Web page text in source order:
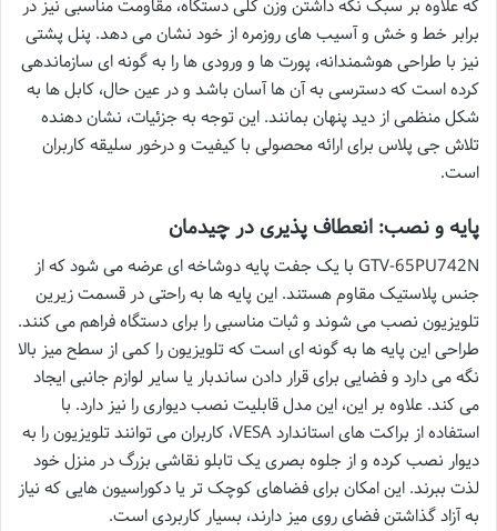
که علاوه بر سبک نگه داشتن وزن کلی دستگاه، مقاومت مناسبی نیز در
برابر خط و خش و آسیب های روزمره از خود نشان می دهد. پنل پشتی
نیز با طراحی هوشمندانه، پورت ها و ورودی ها را به گونه ای سازماندهی
کرده است که دسترسی به آن ها آسان باشد و در عین حال، کابل ها به
شکل منظمی از دید پنهان بمانند. این توجه به جزئیات، نشان دهنده
تلاش جی پلاس برای ارائه محصولی با کیفیت و درخور سلیقه کاربران
است.
پایه و نصب: انعطاف پذیری در چیدمان
GTV-65PU742N با یک جفت پایه دوشاخه ای عرضه می شود که از
جنس پلاستیک مقاوم هستند. این پایه ها به راحتی در قسمت زیرین
تلویزیون نصب می شوند و ثبات مناسبی را برای دستگاه فراهم می کنند.
طراحی این پایه ها به گونه ای است که تلویزیون را کمی از سطح میز بالا
نگه می دارد و فضایی برای قرار دادن ساندبار یا سایر لوازم جانبی ایجاد
می کند. علاوه بر این، این مدل قابلیت نصب دیواری را نیز دارد. با
استفاده از براکت های استاندارد VESA، کاربران می توانند تلویزیون را به
دیوار نصب کرده و از جلوه بصری یک تابلو نقاشی بزرگ در منزل خود
لذت ببرند. این امکان برای فضاهای کوچک تر یا دکوراسیون هایی که نیاز
به آزاد گذاشتن فضای روی میز دارند، بسیار کاربردی است.